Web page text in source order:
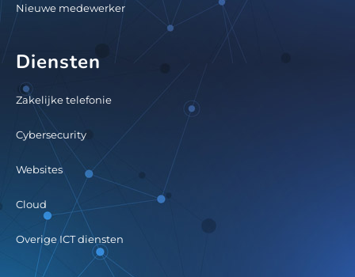
Nieuwe medewerker
Diensten
Zakelijke telefonie
Cybersecurity
Websites
Cloud
Overige ICT diensten